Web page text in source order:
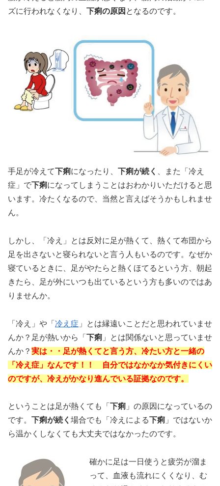
ズに行われなくなり、 下痢の原因 となるのです。
手足が冷えて 下痢になったり、 下痢が続く 、また「冷え
症」で 下痢になってしまうことはおわかりいただけると思
います。冷たくなるので、当然と言えばそうかもしれませ
ん。
しかし、「冷え」とは反対に足が熱くて、熱くて布団から
足を出さないと寝られないと言う人もいるのです。なぜか
寝ているときに、足がやたらと熱くほてるという方、朝起
きたら、足が外にいつも出ているという方も多いのではあ
りませんか。
「冷え」や「 冷え症 」とは縁遠いことだと思われていませ
んか？足が熱いから「 下痢 」とは関係ないと思っていませ
んか？ 実は・・足が熱くてと言う方、冷たい方と一緒の
「冷え症」なんです！！ 自分ではなかなか気付きにくい
のですが、冷えがかなり進んでいる証拠なのです。
ということは足が熱くても「 下痢 」の原因になっているの
です。 下痢が続く 場合でも「冷えによる下痢 」ではないか
ら温かくしなくても大丈夫ではなかったのです。
確かに足は一日使うと疲労が溜ま
って、血液も流れにくくなり、む